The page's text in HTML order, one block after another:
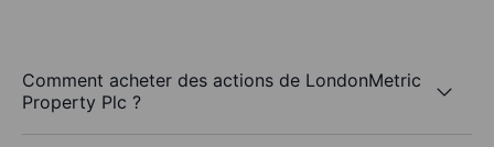
Comment acheter des actions de LondonMetric
Property Plc ?